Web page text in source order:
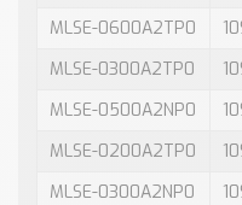
MLSE-0600A2TP0
MLSE-0300A2TP0
MLSE-0500A2NP0
MLSE-0200A2TP0
MLSE-0300A2NP0